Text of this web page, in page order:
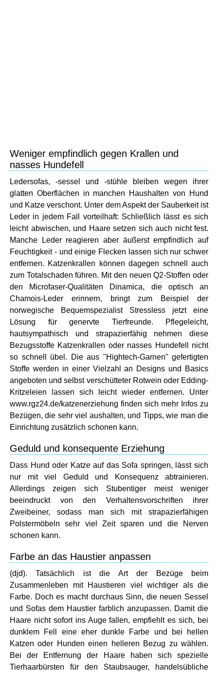
Weniger empfindlich gegen Krallen und
nasses Hundefell
Ledersofas, -sessel und -stühle bleiben wegen ihrer
glatten Oberflächen in manchen Haushalten von Hund
und Katze verschont. Unter dem Aspekt der Sauberkeit ist
Leder in jedem Fall vorteilhaft: Schließlich lässt es sich
leicht abwischen, und Haare setzen sich auch nicht fest.
Manche Leder reagieren aber äußerst empfindlich auf
Feuchtigkeit - und einige Flecken lassen sich nur schwer
entfernen. Katzenkrallen können dagegen schnell auch
zum Totalschaden führen. Mit den neuen Q2-Stoffen oder
den Microfaser-Qualitäten Dinamica, die optisch an
Chamois-Leder erinnern, bringt zum Beispiel der
norwegische Bequemspezialist Stressless jetzt eine
Lösung für genervte Tierfreunde. Pflegeleicht,
hautsympathisch und strapazierfähig nehmen diese
Bezugsstoffe Katzenkrallen oder nasses Hundefell nicht
so schnell übel. Die aus "Hightech-Garnen" gefertigten
Stoffe werden in einer Vielzahl an Designs und Basics
angeboten und selbst verschütteter Rotwein oder Edding-
Kritzeleien lassen sich leicht wieder entfernen. Unter
www.rgz24.de/katzenerziehung finden sich mehr Infos zu
Bezügen, die sehr viel aushalten, und Tipps, wie man die
Einrichtung zusätzlich schonen kann.
Geduld und konsequente Erziehung
Dass Hund oder Katze auf das Sofa springen, lässt sich
nur mit viel Geduld und Konsequenz abtrainieren.
Allerdings zeigen sich Stubentiger meist weniger
beeindruckt von den Verhaltensvorschriften ihrer
Zweibeiner, sodass man sich mit strapazierfähigen
Polstermöbeln sehr viel Zeit sparen und die Nerven
schonen kann.
Farbe an das Haustier anpassen
(djd). Tatsächlich ist die Art der Bezüge beim
Zusammenleben mit Haustieren viel wichtiger als die
Farbe. Doch es macht durchaus Sinn, die neuen Sessel
und Sofas dem Haustier farblich anzupassen. Damit die
Haare nicht sofort ins Auge fallen, empfiehlt es sich, bei
dunklem Fell eine eher dunkle Farbe und bei hellen
Katzen oder Hunden einen helleren Bezug zu wählen.
Bei der Entfernung der Haare haben sich spezielle
Tierhaarbürsten für den Staubsauger, handelsübliche